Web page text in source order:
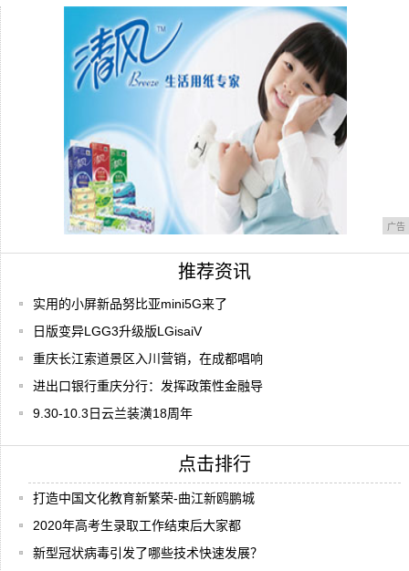
华为畅享6评测:前方4100mAh高能预警
广告
推荐资讯
实用的小屏新品努比亚mini5G来了
日版变异LGG3升级版LGisaiV
重庆长江索道景区入川营销，在成都唱响
进出口银行重庆分行：发挥政策性金融导
9.30-10.3日云兰装潢18周年
点击排行
打造中国文化教育新繁荣-曲江新鸥鹏城
2020年高考生录取工作结束后大家都
新型冠状病毒引发了哪些技术快速发展？